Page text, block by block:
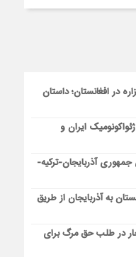
در افغانستان؛ داستان
ایران و
جمهوری آذربایجان-ترکیه-
به آذربایجان از طریق
در طلب حق مرگ برای